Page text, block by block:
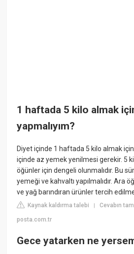
1 haftada 5 kilo almak
yapmalıyım?
Diyet içinde 1 haftada 5 kilo almak
içinde az yemek yenilmesi gerekir. 5
öğünler için dengeli olunmalıdır. Bu
yemeği ve kahvaltı yapılmalıdır. Ara
ve yağ barındıran ürünler tercih
Kaynak kaldırma talebi |Cevabın
posta.com.tr
Gece yatarken ne